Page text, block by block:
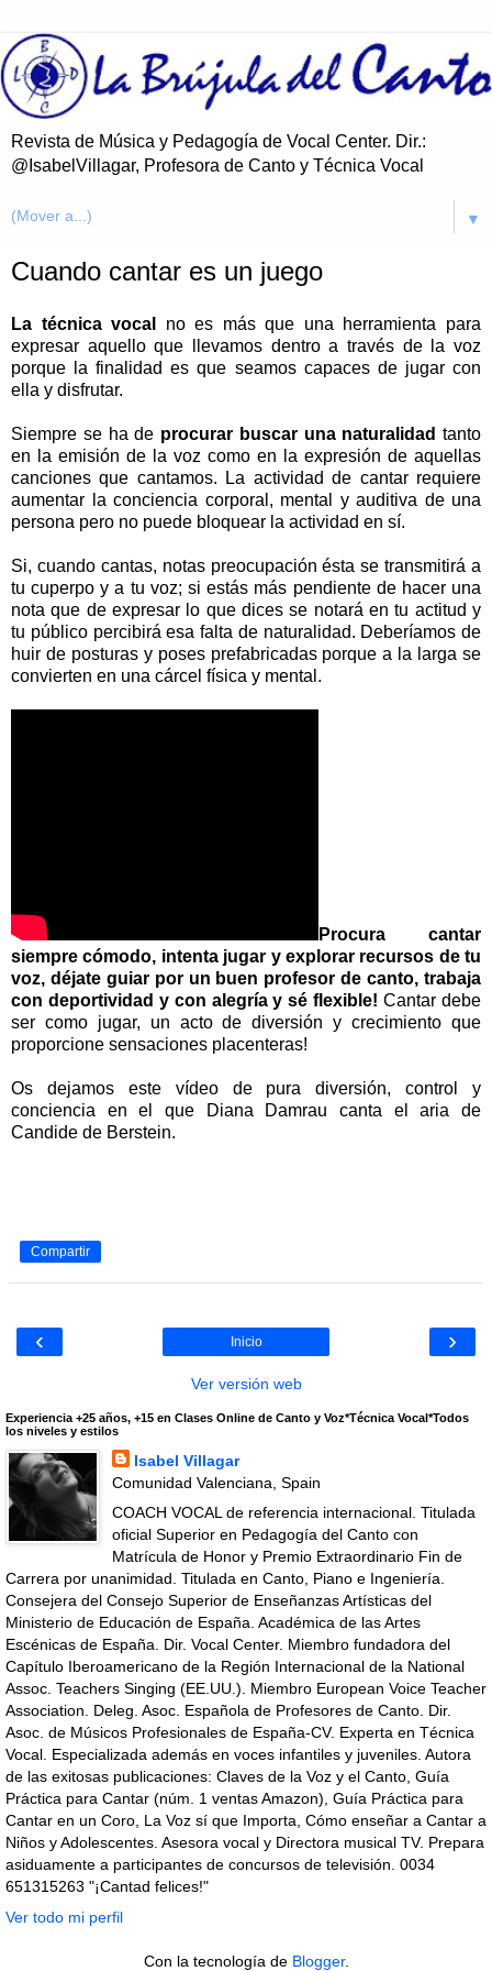
Revista de Música y Pedagogía de Vocal Center. Dir.:
@IsabelVillagar, Profesora de Canto y Técnica Vocal
▼
Cuando cantar es un juego
La técnica vocal
no es más que una herramienta para
expresar aquello que llevamos dentro a través de la voz
porque la finalidad es que seamos capaces de jugar con
ella y disfrutar.
Siempre se ha de procurar buscar una naturalidad tanto
en la emisión de la voz como en la expresión de aquellas
canciones que cantamos. La actividad de cantar requiere
aumentar la conciencia corporal, mental y auditiva de una
persona pero no puede bloquear la actividad en sí.
Si, cuando cantas, notas preocupación ésta se transmitirá a
tu cuperpo y a tu voz; si estás más pendiente de hacer una
nota que de expresar lo que dices se notará en tu actitud y
tu público percibirá esa falta de naturalidad. Deberíamos de
huir de posturas y poses prefabricadas porque a la larga se
convierten en una cárcel física y mental.
Procura cantar
siempre cómodo, intenta jugar y explorar recursos de tu
voz, déjate guiar por un buen profesor de canto, trabaja
con deportividad y con alegría y sé flexible!Cantar debe
ser como jugar, un acto de diversión y crecimiento que
proporcione sensaciones placenteras!
Os dejamos este vídeo de pura diversión, control y
conciencia en el que Diana Damrau canta el aria de
Candide de Berstein.
Compartir
‹ ›
Inicio
Ver versión web
Experiencia +25 años, +15 en Clases Online de Canto y Voz*Técnica Vocal*Todos
los niveles y estilos
Isabel Villagar
Comunidad Valenciana, Spain
COACH VOCAL de referencia internacional. Titulada
oficial Superior en Pedagogía del Canto con
Matrícula de Honor y Premio Extraordinario Fin de
Carrera por unanimidad. Titulada en Canto, Piano e Ingeniería.
Consejera del Consejo Superior de Enseñanzas Artísticas del
Ministerio de Educación de España. Académica de las Artes
Escénicas de España. Dir. Vocal Center. Miembro fundadora del
Capítulo Iberoamericano de la Región Internacional de la National
Assoc. Teachers Singing (EE.UU.). Miembro European Voice Teacher
Association. Deleg. Asoc. Española de Profesores de Canto. Dir.
Asoc. de Músicos Profesionales de España-CV. Experta en Técnica
Vocal. Especializada además en voces infantiles y juveniles. Autora
de las exitosas publicaciones: Claves de la Voz y el Canto, Guía
Práctica para Cantar (núm. 1 ventas Amazon), Guía Práctica para
Cantar en un Coro, La Voz sí que Importa, Cómo enseñar a Cantar a
Niños y Adolescentes. Asesora vocal y Directora musical TV. Prepara
asiduamente a participantes de concursos de televisión. 0034
651315263 "¡Cantad felices!"
Ver todo mi perfil
Con la tecnología de Blogger.